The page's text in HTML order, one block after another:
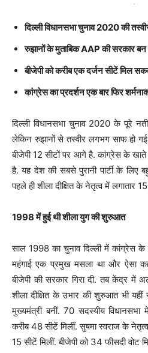
दिल्ली विधानसभा चुनाव 2020 की
रुझानों के मुताबिक AAP की सरकार बन
बीजेपी को करीब एक दर्जन सीटें मिल
कांग्रेस का प्रदर्शन एक बार फिर
दिल्ली विधानसभा चुनाव 2020 के पूरे
लेकिन रुझानों से तस्वीर लगभग साफ हो
बीजेपी 12 सीटों पर आगे है. कांग्रेस के
है. यह देश की सबसे पुरानी पार्टी के लिए
पहले ही शीला दीक्ष‍ित के नेतृत्व में लगातार
1998 में हुई थी शीला युग की शुरुआत
साल 1998 का चुनाव दिल्ली में कांग्रेस
महंगाई एक प्रमुख मसला था और ऐसा
बीजेपी की सरकार गिरा दी. तब केंद्र में
शीला दीक्षित के उभार की शुरुआत भी
मुख्यमंत्री बनीं. 70 सदस्यीय
करीब 48 सीटें मिलीं. सुषमा स्वराज के
15 सीटें मिलीं. बीजेपी को 34 फीसदी वोट